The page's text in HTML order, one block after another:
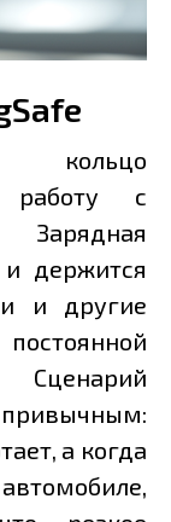
кольцо
работу с
Зарядная
и держится
и другие
Сценарий
а когда